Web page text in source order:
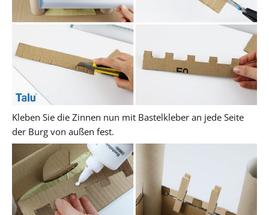
Kleben Sie die Zinnen nun mit Bastelkleber an jede Seite
der Burg von außen fest.